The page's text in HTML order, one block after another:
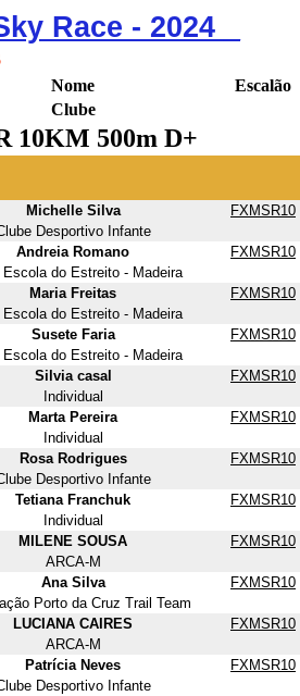
Race - 2024 _
Nome
Escalão
Clube
10KM 500m D+
Michelle Silva
FXMSR10
Desportivo Infante
Andreia Romano
FXMSR10
Escola do Estreito - Madeira
Maria Freitas
FXMSR10
Escola do Estreito - Madeira
Susete Faria
FXMSR10
Escola do Estreito - Madeira
Silvia casal
FXMSR10
Individual
Marta Pereira
FXMSR10
Individual
Rosa Rodrigues
FXMSR10
Desportivo Infante
Tetiana Franchuk
FXMSR10
Individual
MILENE SOUSA
FXMSR10
ARCA-M
Ana Silva
FXMSR10
Porto da Cruz Trail Team
LUCIANA CAIRES
FXMSR10
ARCA-M
Patrícia Neves
FXMSR10
Desportivo Infante